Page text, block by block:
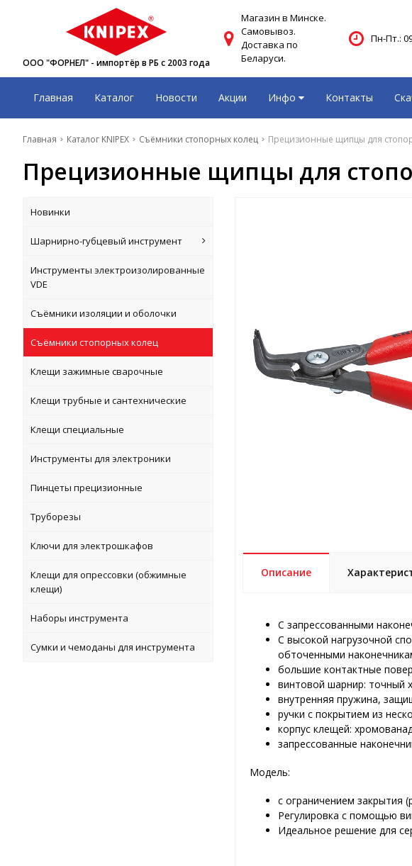
ООО "ФОРНЕЛ" - импортёр в РБ с 2003 года
Магазин в Минске.
Самовывоз.
Доставка по
Беларуси.
Пн-Пт.:
Главная Каталог Новости Акции Инфо Контакты
Главная Каталог KNIPEX Съёмники стопорных колец Прецизионные щипцы для
Прецизионные щипцы для
Новинки
Шарнирно-губцевый инструмент
Инструменты электроизолированные
VDE
Съёмники изоляции и оболочки
Съёмники стопорных колец
Клещи зажимные сварочные
Клещи трубные и сантехнические
Клещи специальные
Инструменты для электроники
Пинцеты прецизионные
Труборезы
Ключи для электрошкафов
Клещи для опрессовки (обжимные
клещи)
Наборы инструмента
Сумки и чемоданы для инструмента
Описание
C запрессованными
C высокой нагрузочной
обточенными
большие контактные
винтовой шарнир: точный
внутренняя пружина,
ручки с покрытием из
корпус клещей:
запрессованные
Модель:
с ограничением закрытия
Регулировка с помощью
Идеальное решение для